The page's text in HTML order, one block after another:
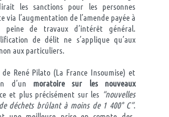
les sanctions pour les personnes
via l’augmentation de l’amende payée à
de travaux d’intérêt général.
de délit ne s’applique qu’aux
aux particuliers.
René Pilato (La France Insoumise) et
d’un moratoire sur les nouveaux
et plus précisément sur les “nouvelles
déchets brûlant à moins de 1 400° C”.